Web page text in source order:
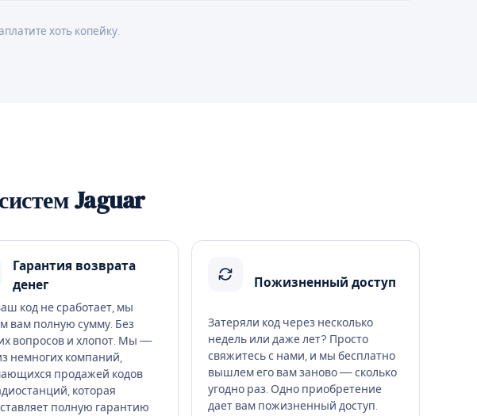
хоть копейку.
Jaguar
Гарантия возврата
денег
код не сработает, мы
вам полную сумму. Без
вопросов и хлопот. Мы —
немногих компаний,
продажей кодов
которая
полную гарантию
Пожизненный доступ
Затеряли код через несколько
недель или даже лет? Просто
свяжитесь с нами, и мы бесплатно
вышлем его вам заново — сколько
угодно раз. Одно приобретение
дает вам пожизненный доступ.